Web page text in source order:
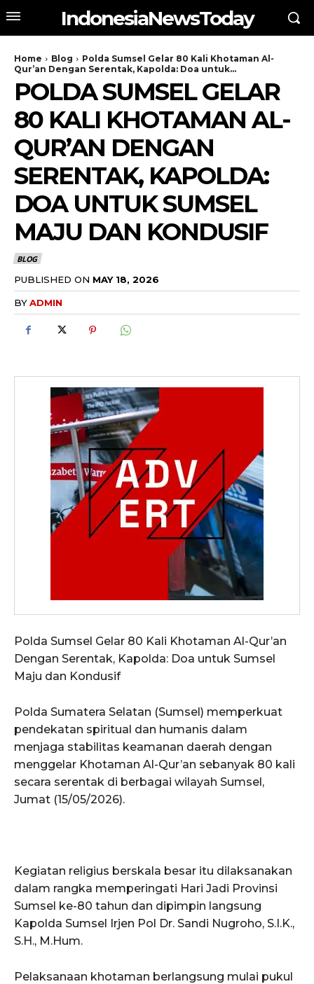
IndonesiaNewsToday
Home Blog
Polda Sumsel Gelar 80 Kali Khotaman Al-
Qur’an Dengan Serentak, Kapolda: Doa untuk...
POLDA SUMSEL GELAR
80 KALI KHOTAMAN AL-
QUR’AN DENGAN
SERENTAK, KAPOLDA:
DOA UNTUK SUMSEL
MAJU DAN KONDUSIF
BLOG
PUBLISHED ON MAY 18, 2026
BYADMIN
Polda Sumsel Gelar 80 Kali Khotaman Al-Qur’an
Dengan Serentak, Kapolda: Doa untuk Sumsel
Maju dan Kondusif
Polda Sumatera Selatan (Sumsel) memperkuat
pendekatan spiritual dan humanis dalam
menjaga stabilitas keamanan daerah dengan
menggelar Khotaman Al-Qur’an sebanyak 80 kali
secara serentak di berbagai wilayah Sumsel,
Jumat (15/05/2026).
Kegiatan religius berskala besar itu dilaksanakan
dalam rangka memperingati Hari Jadi Provinsi
Sumsel ke-80 tahun dan dipimpin langsung
Kapolda Sumsel Irjen Pol Dr. Sandi Nugroho, S.I.K.,
S.H., M.Hum.
Pelaksanaan khotaman berlangsung mulai pukul